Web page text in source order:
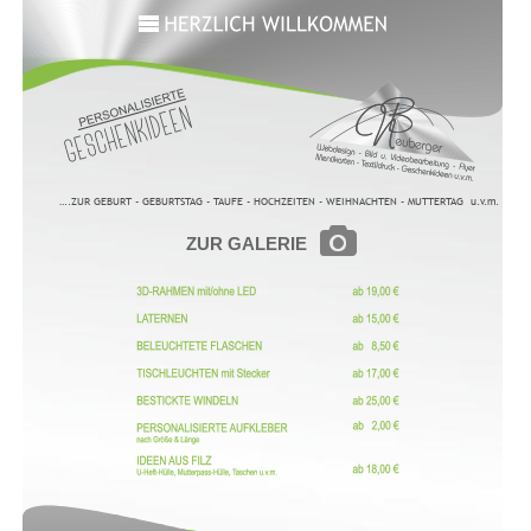
….ZUR GEBURT - GEBURTSTAG - TAUFE - HOCHZEITEN - WEIHNACHTEN - MUTTERTAG  u.v.m.
ZUR GALERIE